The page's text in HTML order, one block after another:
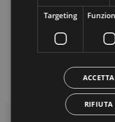
DETTAGLI DEL PRODOTTO
Targeting
RIFIUTA